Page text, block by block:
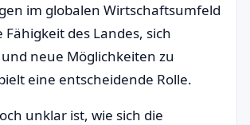
im globalen Wirtschaftsumfeld
Fähigkeit des Landes, sich
neue Möglichkeiten zu
eine entscheidende Rolle.
unklar ist, wie sich die